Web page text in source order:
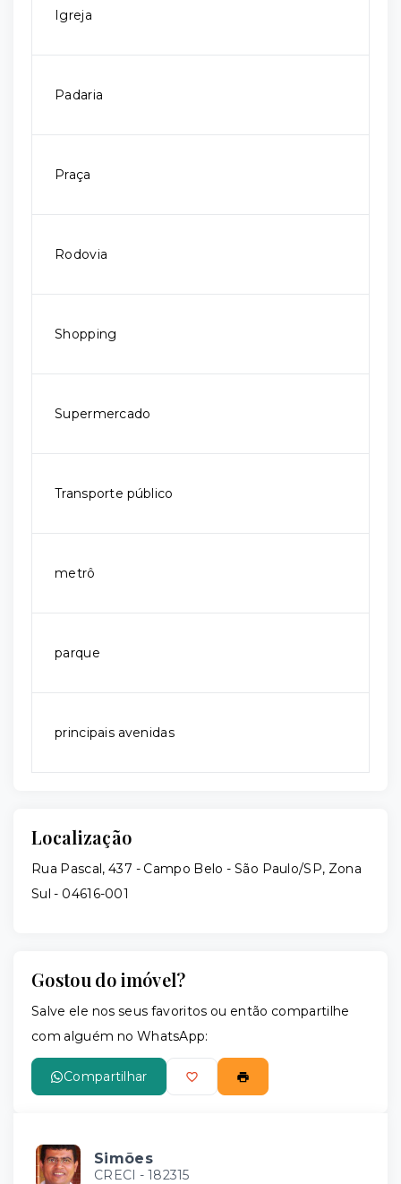
Igreja
Padaria
Praça
Rodovia
Shopping
Supermercado
Transporte público
metrô
parque
principais avenidas
Localização
Rua Pascal, 437 - Campo Belo - São Paulo/SP, Zona
Sul - 04616-001
Gostou do imóvel?
Salve ele nos seus favoritos ou então compartilhe
com alguém no WhatsApp:
Compartilhar
Simões
CRECI - 182315